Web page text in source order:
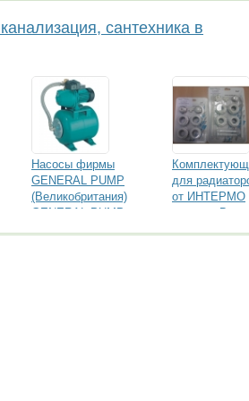
сантехника в
Насосы фирмы
GENERAL PUMP
(Великобритания)
GENERAL PUMP
для
от ИНТЕРМО
регионы В